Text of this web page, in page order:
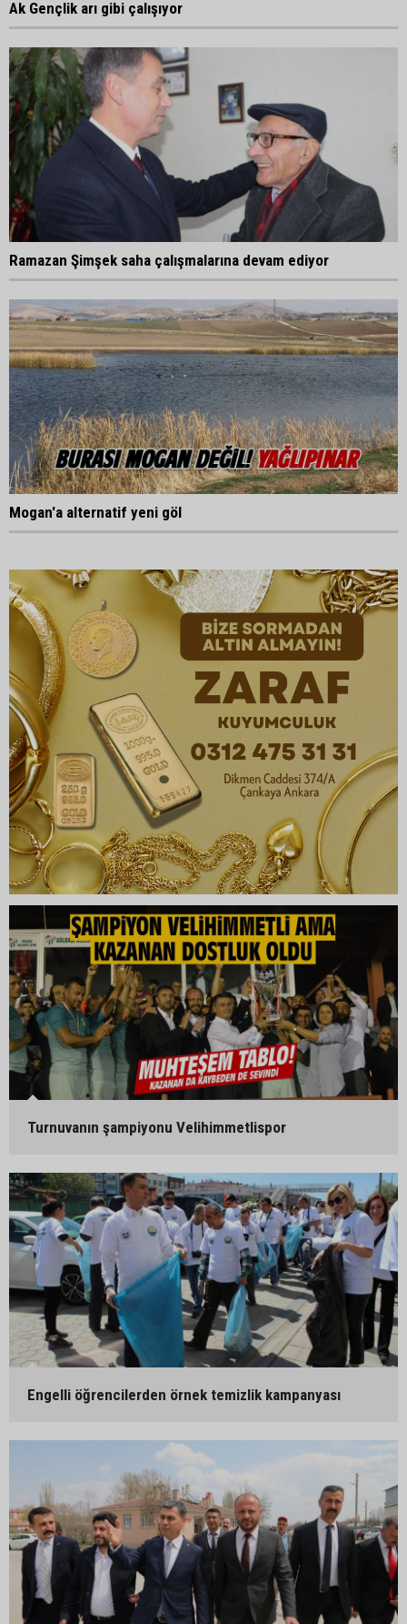
Ak Gençlik arı gibi çalışıyor
Ramazan Şimşek saha çalışmalarına devam ediyor
Mogan'a alternatif yeni göl
Turnuvanın şampiyonu Velihimmetlispor
Engelli öğrencilerden örnek temizlik kampanyası